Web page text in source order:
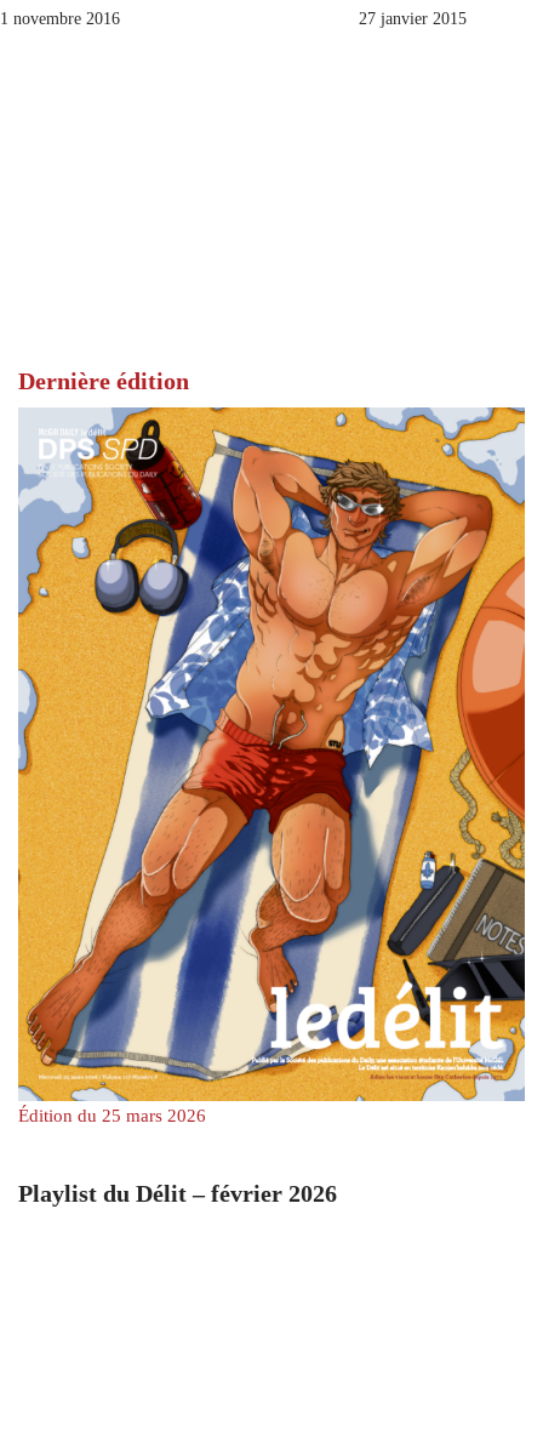
1 novembre 2016 27 janvier 2015
Dernière édition
Édition du 25 mars 2026
Playlist du Délit – février 2026